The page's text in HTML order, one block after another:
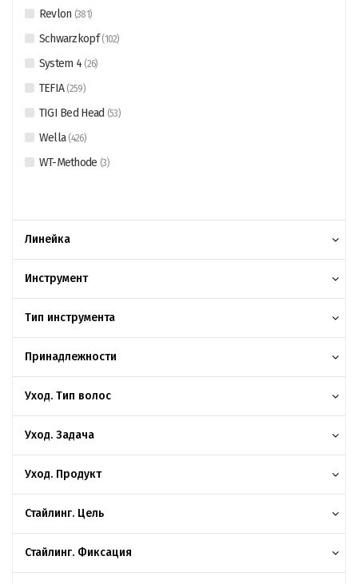
Revlon (381)
Schwarzkopf(102)
System 4 (26)
TEFIA (259)
TIGI Bed Head (53)
Wella (426)
WT-Methode (3)
Линейка
Инструмент
Тип инструмента
Принадлежности
Уход. Тип волос
Уход. Задача
Уход. Продукт
Стайлинг. Цель
Стайлинг. Фиксация